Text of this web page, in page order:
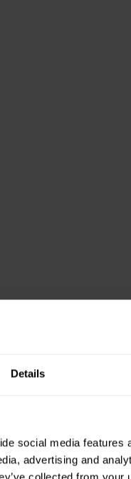
Details
social media features
advertising and